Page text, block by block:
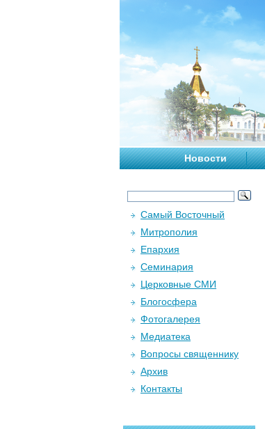
Новости
Самый Восточный
Митрополия
Епархия
Семинария
Церковные СМИ
Блогосфера
Фотогалерея
Медиатека
Вопросы священнику
Архив
Контакты